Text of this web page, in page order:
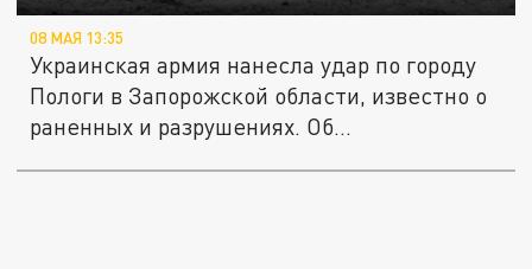
08 МАЯ 13:35
Украинская армия нанесла удар по городу
Пологи в Запорожской области, известно о
раненных и разрушениях. Об...